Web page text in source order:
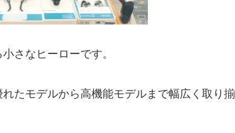
さなヒーローです。
たモデルから高機能モデルまで幅広く取り揃